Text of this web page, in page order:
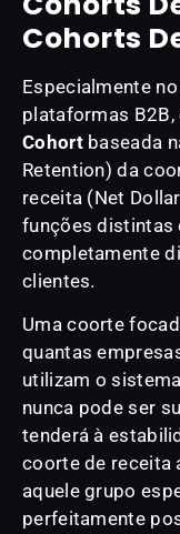
Cohorts
Especialmente
plataformas B2B,
Cohortbaseada
Retention) da
receita (Net
funções distintas
completamente
clientes.
Uma coorte
quantas
utilizam o
nunca pode ser
tenderá à
coorte de receita
aquele grupo
perfeitamente